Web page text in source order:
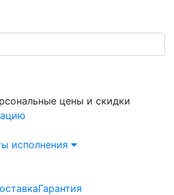
цены и скидки
исполнения
Гарантия